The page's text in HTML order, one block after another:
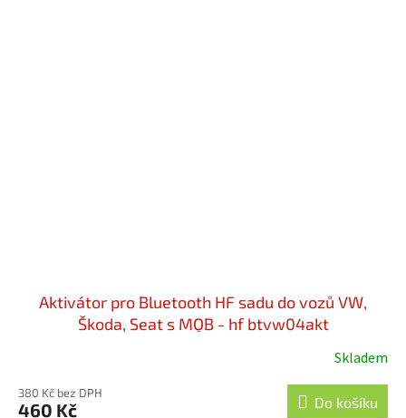
Aktivátor pro Bluetooth HF sadu do vozů VW,
Škoda, Seat s MQB - hf btvw04akt
Skladem
380 Kč bez DPH
460 Kč Do košíku